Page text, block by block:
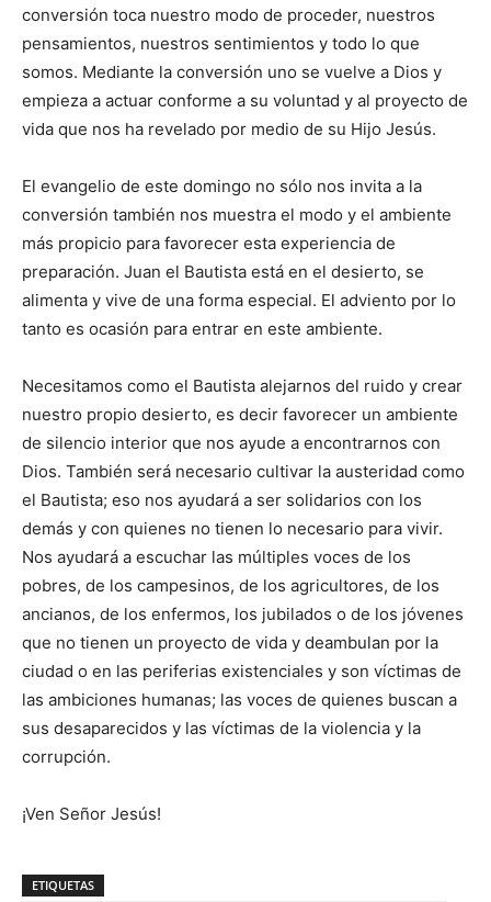
conversión toca nuestro modo de proceder, nuestros
pensamientos, nuestros sentimientos y todo lo que
somos. Mediante la conversión uno se vuelve a Dios y
empieza a actuar conforme a su voluntad y al proyecto de
vida que nos ha revelado por medio de su Hijo Jesús.
El evangelio de este domingo no sólo nos invita a la
conversión también nos muestra el modo y el ambiente
más propicio para favorecer esta experiencia de
preparación. Juan el Bautista está en el desierto, se
alimenta y vive de una forma especial. El adviento por lo
tanto es ocasión para entrar en este ambiente.
Necesitamos como el Bautista alejarnos del ruido y crear
nuestro propio desierto, es decir favorecer un ambiente
de silencio interior que nos ayude a encontrarnos con
Dios. También será necesario cultivar la austeridad como
el Bautista; eso nos ayudará a ser solidarios con los
demás y con quienes no tienen lo necesario para vivir.
Nos ayudará a escuchar las múltiples voces de los
pobres, de los campesinos, de los agricultores, de los
ancianos, de los enfermos, los jubilados o de los jóvenes
que no tienen un proyecto de vida y deambulan por la
ciudad o en las periferias existenciales y son víctimas de
las ambiciones humanas; las voces de quienes buscan a
sus desaparecidos y las víctimas de la violencia y la
corrupción.
¡Ven Señor Jesús!
ETIQUETAS